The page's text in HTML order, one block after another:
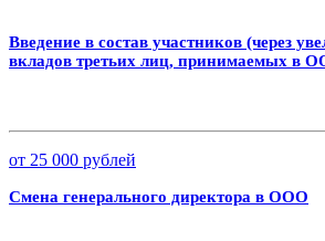
Введение в состав участников (через
вкладов третьих лиц, принимаемых в
от 25 000 рублей
Смена генерального директора в ООО